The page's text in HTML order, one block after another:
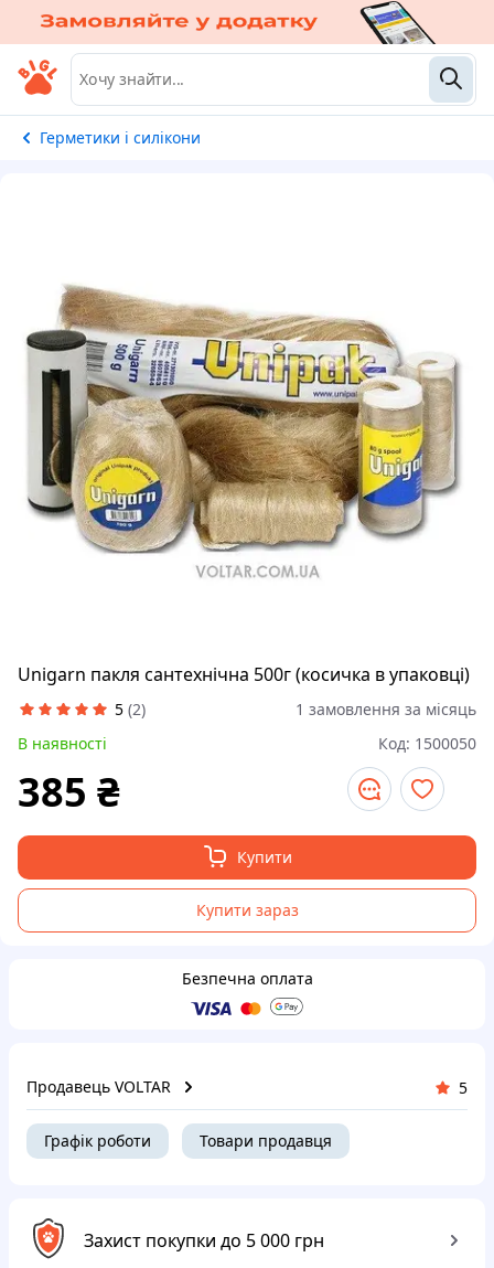
Герметики і силікони
Unigarn пакля сантехнічна 500г (косичка в упаковці)
5 (2)
1 замовлення за місяць
В наявності
Код: 1500050
385 ₴
Купити
Купити зараз
Безпечна оплата
Продавець VOLTAR 5
Графік роботи Товари продавця
Захист покупки до 5 000 грн